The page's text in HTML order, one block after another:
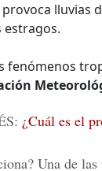
lluvias
estragos.
fenómenos
¿Cuál es el
Una de